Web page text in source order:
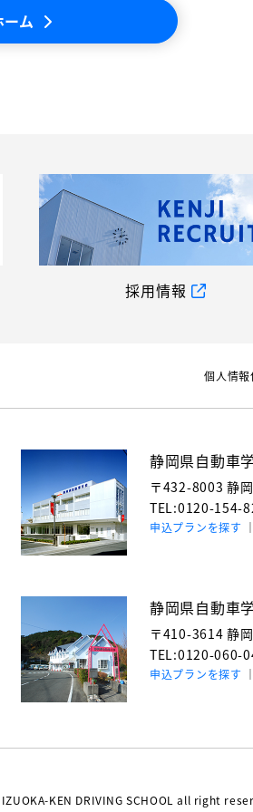
ーム
採用情報
個⼈情
静岡県自動車
〒432-8003 静
TEL:0120-154-
申込プランを探す
静岡県自動車
〒410-3614 静
TEL:0120-060-
申込プランを探す
KEN DRIVING SCHOOL all right